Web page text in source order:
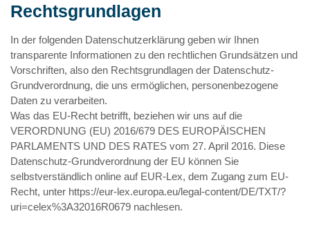
Rechtsgrundlagen
In der folgenden Datenschutzerklärung geben wir Ihnen
transparente Informationen zu den rechtlichen Grundsätzen und
Vorschriften, also den Rechtsgrundlagen der Datenschutz-
Grundverordnung, die uns ermöglichen, personenbezogene
Daten zu verarbeiten.
Was das EU-Recht betrifft, beziehen wir uns auf die
VERORDNUNG (EU) 2016/679 DES EUROPÄISCHEN
PARLAMENTS UND DES RATES vom 27. April 2016. Diese
Datenschutz-Grundverordnung der EU können Sie
selbstverständlich online auf EUR-Lex, dem Zugang zum EU-
Recht, unter https://eur-lex.europa.eu/legal-content/DE/TXT/?
uri=celex%3A32016R0679 nachlesen.